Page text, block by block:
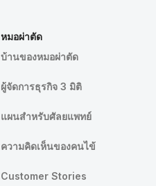
หมอผ่าตัด
บ้านของหมอผ่าตัด
ผู้จัดการธุรกิจ 3 มิติ
แผนสำหรับศัลยแพทย์
ความคิดเห็นของคนไข้
Customer Stories